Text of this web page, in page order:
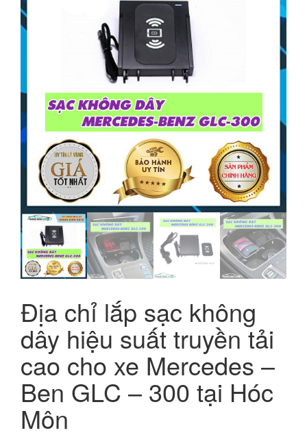
Địa chỉ lắp sạc không
dây hiệu suất truyền tải
cao cho xe Mercedes –
Ben GLC – 300 tại Hóc
Môn